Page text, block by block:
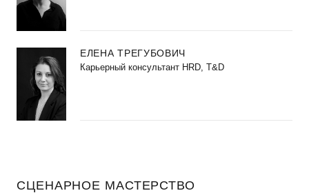
ЕЛЕНА ТРЕГУБОВИЧ
Карьерный консультант HRD, T&D
СЦЕНАРНОЕ МАСТЕРСТВО